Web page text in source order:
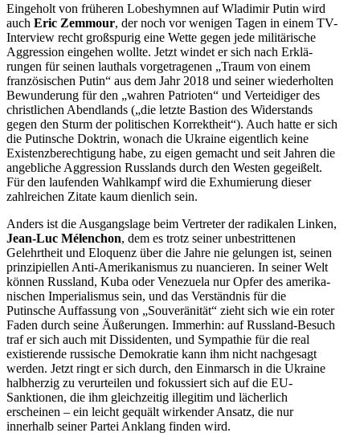
Eingeholt von früheren Lobes­hymnen auf Wladimir Putin wird
auch Eric Zemmour, der noch vor wenigen Tagen in einem TV-
Interview recht großspurig eine Wette gegen jede militä­rische
Aggression eingehen wollte. Jetzt windet er sich nach Erklä­
rungen für seinen lauthals vorge­tra­genen „Traum von einem
franzö­si­schen Putin“ aus dem Jahr 2018 und seiner wieder­holten
Bewun­derung für den „wahren Patrioten“ und Vertei­diger des
christ­lichen Abend­lands („die letzte Bastion des Wider­stands
gegen den Sturm der politi­schen Korrektheit“). Auch hatte er sich
die Putinsche Doktrin, wonach die Ukraine eigentlich keine
Existenz­be­rech­tigung habe, zu eigen gemacht und seit Jahren die
angeb­liche Aggression Russlands durch den Westen gegeißelt.
Für den laufenden Wahlkampf wird die Exhumierung dieser
zahlreichen Zitate kaum dienlich sein.
Anders ist die Ausgangslage beim Vertreter der radikalen Linken,
Jean-Luc Mélenchon, dem es trotz seiner unbestrit­tenen
Gelehrtheit und Eloquenz über die Jahre nie gelungen ist, seinen
prinzi­pi­ellen Anti-Ameri­ka­nismus zu nuancieren. In seiner Welt
können Russland, Kuba oder Venezuela nur Opfer des ameri­ka­
ni­schen Imperia­lismus sein, und das Verständnis für die
Putinsche Auffassung von „Souve­rä­nität“ zieht sich wie ein roter
Faden durch seine Äußerungen. Immerhin: auf Russland-Besuch
traf er sich auch mit Dissi­denten, und Sympathie für die real
existie­rende russische Demokratie kann ihm nicht nachgesagt
werden. Jetzt ringt er sich durch, den Einmarsch in die Ukraine
halbherzig zu verur­teilen und fokus­siert sich auf die EU-
Sanktionen, die ihm gleich­zeitig illegitim und lächerlich
erscheinen – ein leicht gequält wirkender Ansatz, die nur
innerhalb seiner Partei Anklang finden wird.